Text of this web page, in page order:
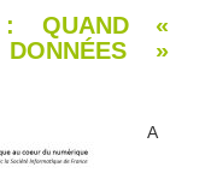
: QUAND «
»
A